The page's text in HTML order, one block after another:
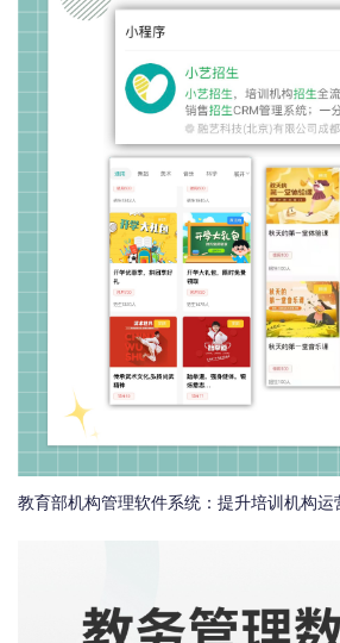
教育部机构管理软件系统：提升培训机构